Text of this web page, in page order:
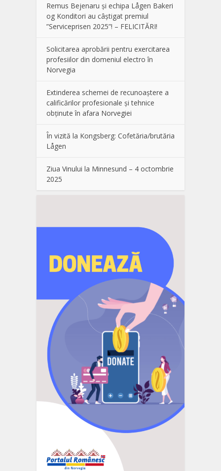
Remus Bejenaru și echipa Lågen Bakeri
og Konditori au câștigat premiul
”Serviceprisen 2025”! – FELICITĂRI!
Solicitarea aprobării pentru exercitarea
profesiilor din domeniul electro în
Norvegia
Extinderea schemei de recunoaștere a
calificărilor profesionale și tehnice
obținute în afara Norvegiei
În vizită la Kongsberg: Cofetăria/brutăria
Lågen
Ziua Vinului la Minnesund – 4 octombrie
2025